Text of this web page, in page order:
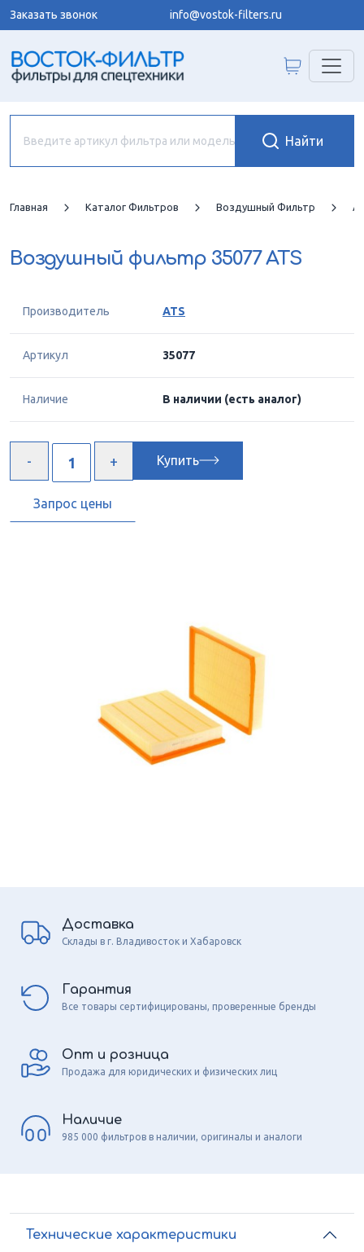
Заказать звонок info@vostok-filters.ru
Главная Каталог Фильтров Воздушный Фильтр
Воздушный фильтр 35077 ATS
Производитель ATS
Артикул 35077
Наличие В наличии (есть аналог)
Купить
Запрос цены
Доставка
Склады в г. Владивосток и Хабаровск
Гарантия
Все товары сертифицированы, проверенные бренды
Опт и розница
Продажа для юридических и физических лиц
Наличие
985 000 фильтров в наличии, оригиналы и аналоги
Технические характеристики